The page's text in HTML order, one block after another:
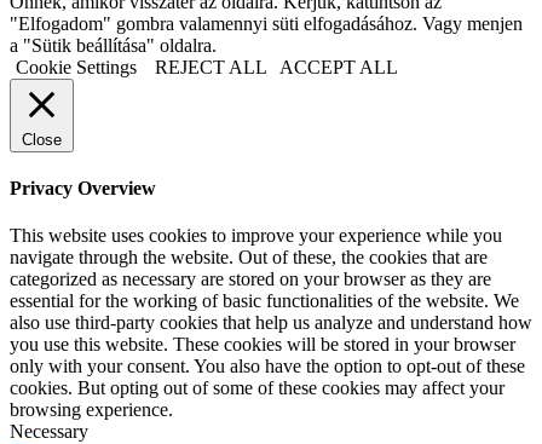
"Elfogadom" gombra valamennyi süti elfogadásához. Vagy menjen
a "Sütik beállítása" oldalra.
Cookie Settings
REJECT ALL ACCEPT ALL
Close
Privacy Overview
This website uses cookies to improve your experience while you
navigate through the website. Out of these, the cookies that are
categorized as necessary are stored on your browser as they are
essential for the working of basic functionalities of the website. We
also use third-party cookies that help us analyze and understand how
you use this website. These cookies will be stored in your browser
only with your consent. You also have the option to opt-out of these
cookies. But opting out of some of these cookies may affect your
browsing experience.
Necessary